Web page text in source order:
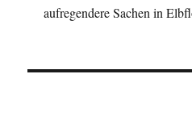
aufregendere Sachen in